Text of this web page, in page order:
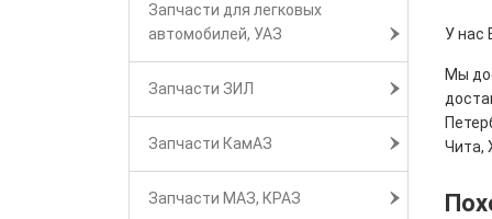
Запчасти для легковых
автомобилей, УАЗ
Запчасти ЗИЛ
Запчасти КамАЗ
Запчасти МАЗ, КРАЗ
У нас
Мы
Чита,